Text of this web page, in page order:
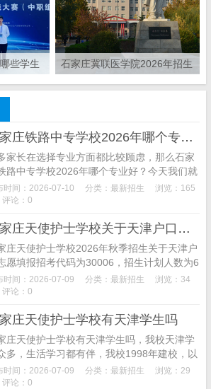
些学生
石家庄冀联医学院2026年招生
简章
石家庄铁路中专学校2026年哪个专业好
家长在选择专业方面都比较顾虑，那么石家
路中专学校2026年哪个专业好？今天我们就
大家介绍一下这个情况。石家庄铁路学校春
招生的专业大概有十四个，涉及到交通类、
时间：2026-07-10 分类： 最新招生
浏览：165
评论：0
石家庄天使护士学校关于天津户口志愿填报招考代码
庄天使护士学校2026年秋季招生关于天津户
愿填报招考代码为30006，招生计划人数为6
，招满截止，以缴费办手续为准，招办电话0
8899882813028693...
时间：2026-07-09 分类： 最新招生
浏览：34
评论：0
庄天使护士学校有天津学生吗
庄天使护士学校有天津学生吗，我校天津学
多，生活学习都有伴，我校1998年建校，以
为导向，培养合格‘白衣天使’，师资雄厚，实
进，就业率连续10年超90以上，是护理学
时间：2026-07-09 分类： 最新招生
浏览：29
评论：0